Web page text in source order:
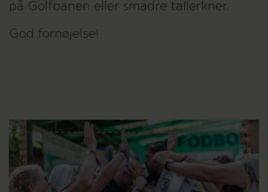
på Golfbanen eller smadre tallerkner.
God fornøjelse!